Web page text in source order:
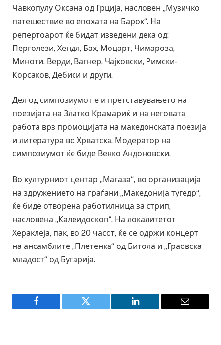
Чавкопулу Оксана од Грција, насловен „Музичко
патешествие во епохата на Барок“. На
репертоарот ќе бидат изведени дека од:
Перголези, Хендл, Бах, Моцарт, Чимароза,
Миноти, Верди, Вагнер, Чајковски, Римски-
Корсаков, Дебиси и други.
Дел од симпозиумот е и претставувањето на
поезијата на Златко Крамариќ и на неговата
работа врз промоцијата на македонската поезија
и литература во Хрватска. Модератор на
симпозиумот ќе биде Венко Андоновски.
Во културниот центар „Магаза“, во организација
на здружението на граѓани „Македонија тугедр“,
ќе биде отворена работилница за стрип,
насловена „Калеидоскоп“. На локалитетот
Хераклеја, пак, во 20 часот, ќе се одржи концерт
на ансамблите „Плетенка“ од Битола и „Граовска
младост“ од Бугарија.
Facebook Twitter LinkedIn Email